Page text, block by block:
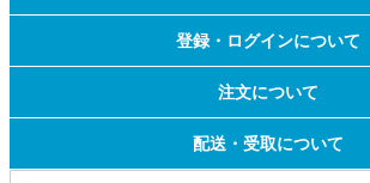
登録・ログインについて
注文について
配送・受取について